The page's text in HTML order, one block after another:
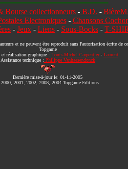
Bourse collectionneurs-B.D. -
Electroniques- Chansons
- Jeux - Liens - Sous-Bocks - T-
et ne peuvent être reproduit sans l'autorisation écrite de
Topgame
réalisation graphique : Louis-Michel Carpentier- Laurent
Assistance technique : Philippe Vanhaesendonck
Dernière mise-à-jour le: 01-11-2005
2001, 2002, 2003, 2004 Topgame Editions.